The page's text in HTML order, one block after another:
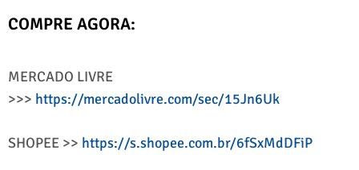
COMPRE AGORA:
MERCADO LIVRE
>>> https://mercadolivre.com/sec/15Jn6Uk
SHOPEE >> https://s.shopee.com.br/6fSxMdDFiP